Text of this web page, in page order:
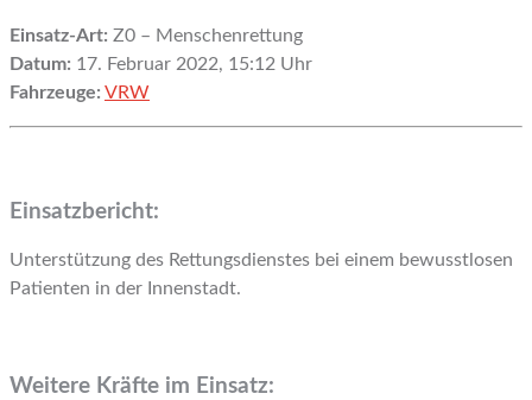
Einsatz-Art: Z0 – Menschenrettung
Datum: 17. Februar 2022, 15:12 Uhr
Fahrzeuge: VRW
Einsatzbericht:
Unterstützung des Rettungsdienstes bei einem bewusstlosen
Patienten in der Innenstadt.
Weitere Kräfte im Einsatz: